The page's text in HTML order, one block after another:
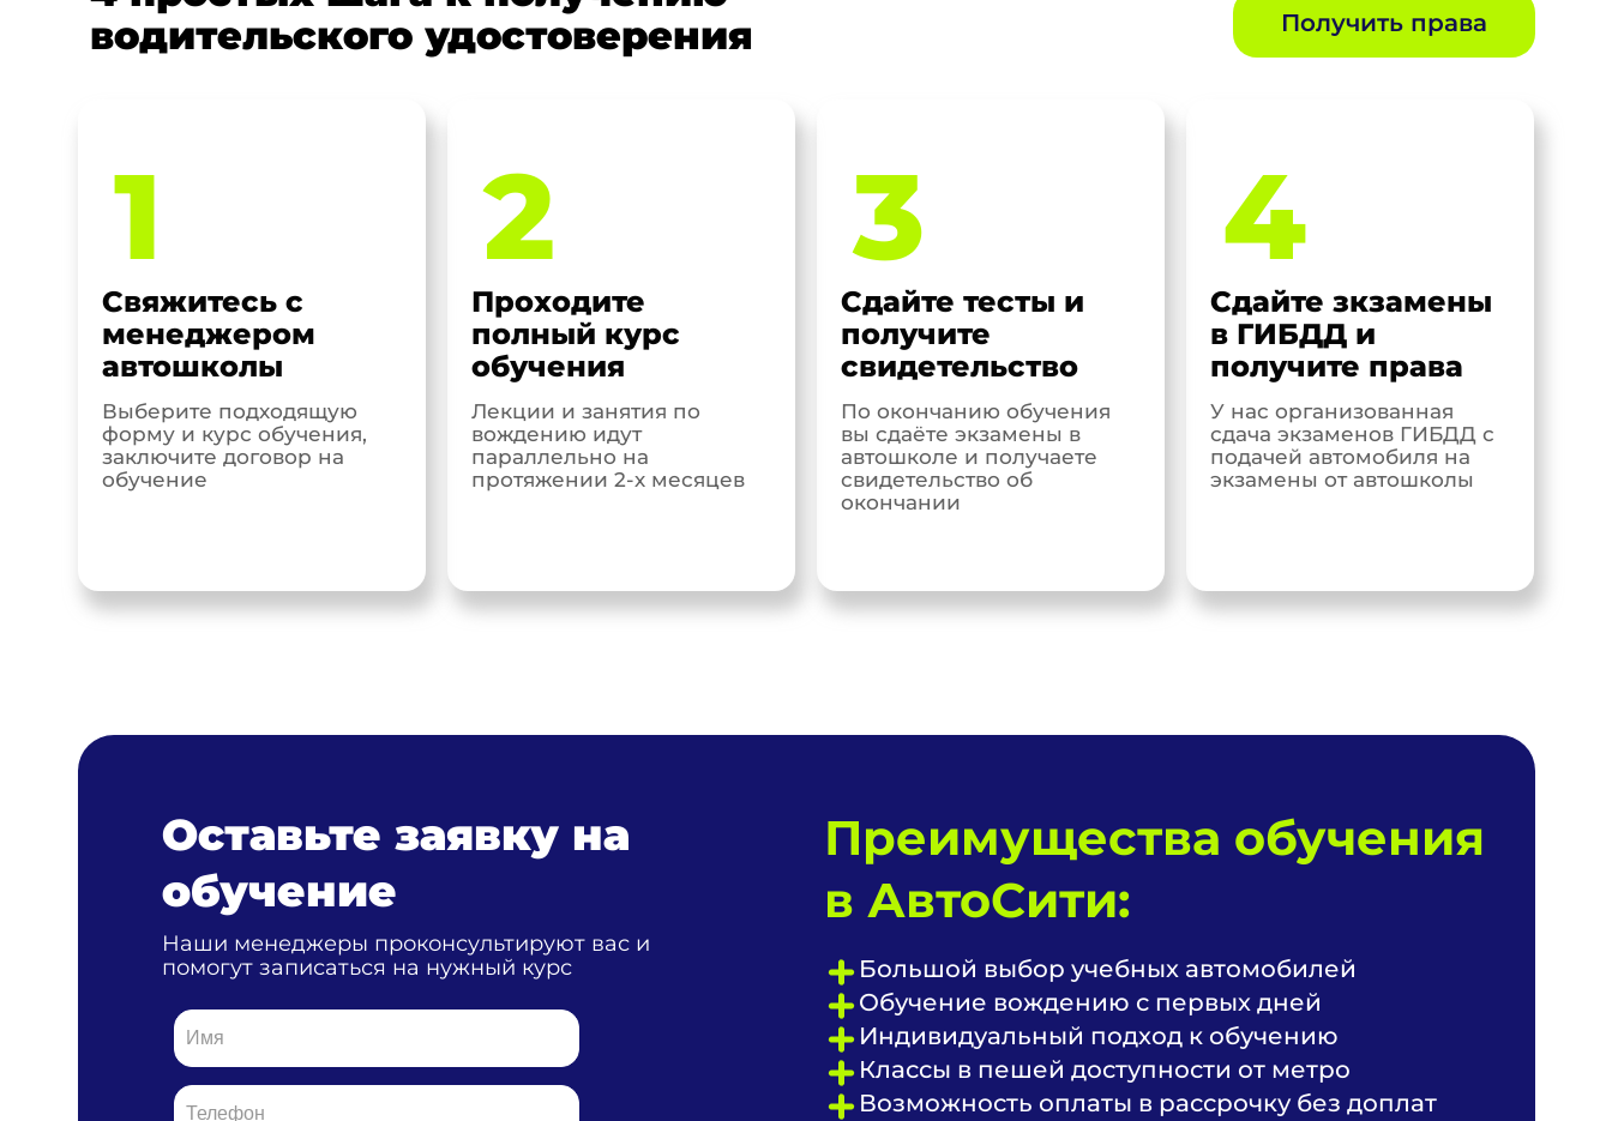
водительского удостоверения
Получить права
1
Свяжитесь с
менеджером
автошколы
Выберите подходящую
форму и курс обучения,
заключите договор на
обучение
2
Проходите
полный курс
обучения
Лекции и занятия по
вождению идут
параллельно на
протяжении 2-х месяцев
3
Сдайте тесты и
получите
свидетельство
По окончанию обучения
вы сдаёте экзамены в
автошколе и получаете
свидетельство об
окончании
4
Сдайте зкзамены
в ГИБДД и
получите права
У нас организованная
сдача экзаменов ГИБДД с
подачей автомобиля на
экзамены от автошколы
Оставьте заявку на
обучение
Наши менеджеры проконсультируют вас и
помогут записаться на нужный курс
Преимущества обучения
в АвтоСити:
Большой выбор учебных автомобилей
Обучение вождению с первых дней
Индивидуальный подход к обучению
Классы в пешей доступности от метро
Возможность оплаты в рассрочку без доплат